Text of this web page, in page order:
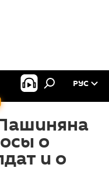
РУС
о
и о